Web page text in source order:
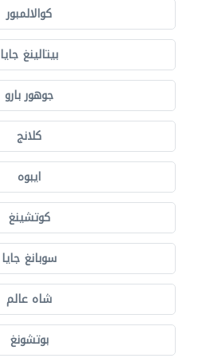
كوالالمبور
بيتالينغ جايا
جوهور بارو
كلانج
ايبوه
كوتشينغ
سوبانغ جايا
شاه عالم
بوتشونغ